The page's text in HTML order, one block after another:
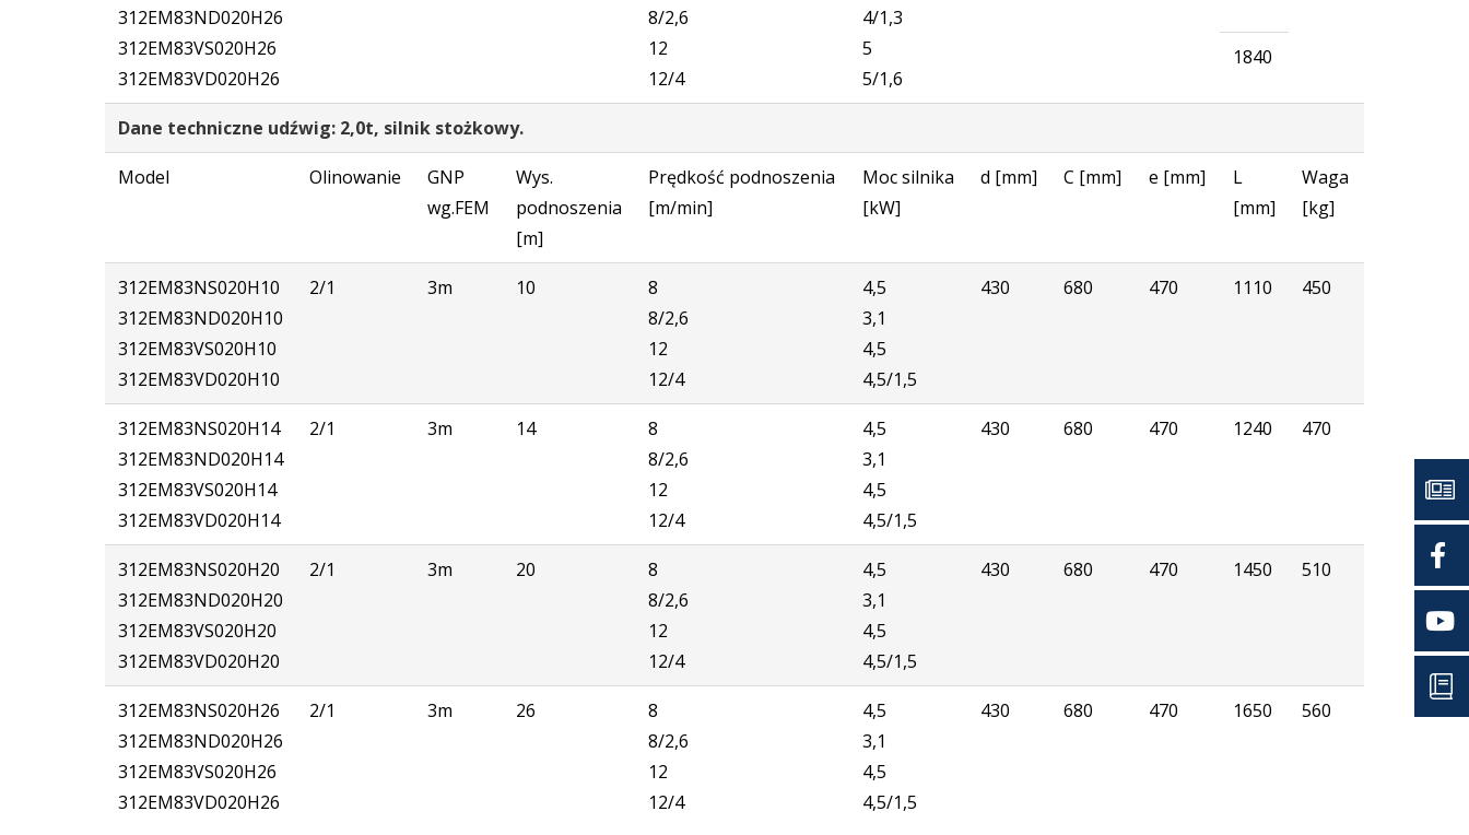
312EM83ND020H26
312EM83VS020H26
312EM83VD020H26
8/2,6
12
12/4
4/1,3
5
5/1,6
1840
Dane techniczne udźwig: 2,0t, silnik stożkowy.
Model Olinowanie
GNP
wg.FEM
Wys.
podnoszenia
[m]
Prędkość podnoszenia
[m/min]
Moc silnika
[kW]
d [mm] C [mm] e [mm]
L
[mm]
Waga
[kg]
312EM83NS020H10
312EM83ND020H10
312EM83VS020H10
312EM83VD020H10
2/1 3m 10
8
8/2,6
12
12/4
4,5
3,1
4,5
4,5/1,5
430 680 470 1110 450
312EM83NS020H14
312EM83ND020H14
312EM83VS020H14
312EM83VD020H14
2/1 3m 14
8
8/2,6
12
12/4
4,5
3,1
4,5
4,5/1,5
430 680 470 1240 470
312EM83NS020H20
312EM83ND020H20
312EM83VS020H20
312EM83VD020H20
2/1 3m 20
8
8/2,6
12
12/4
4,5
3,1
4,5
4,5/1,5
430 680 470 1450 510
312EM83NS020H26
312EM83ND020H26
312EM83VS020H26
312EM83VD020H26
2/1 3m 26
8
8/2,6
12
12/4
4,5
3,1
4,5
4,5/1,5
430 680 470 1650 560